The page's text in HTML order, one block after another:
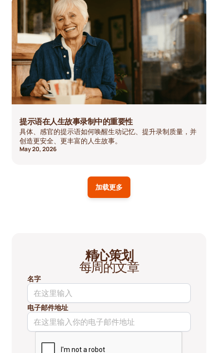
提示语在人生故事录制中的重要性
具体、感官的提示语如何唤醒生动记忆、提升录制质量，并
创造更安全、更丰富的人生故事。
May 20, 2026
加载更多
精心策划
每周的文章
名字
电子邮件地址